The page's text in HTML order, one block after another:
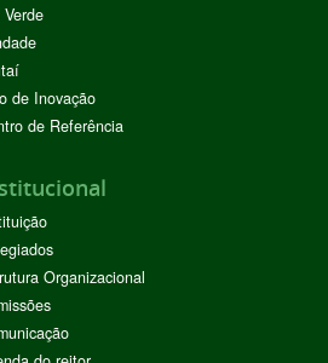
de Inovação
de Referência
Organizacional